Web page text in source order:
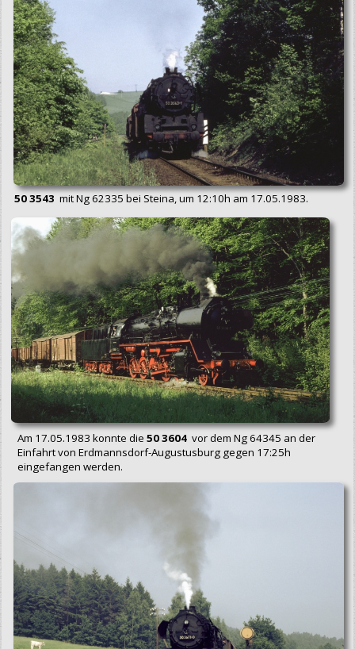
50 3543 mit Ng 62335 bei Steina, um 12:10h am 17.05.1983.
Am 17.05.1983 konnte die 50 3604vor dem Ng 64345 an der
Einfahrt von Erdmannsdorf-Augustusburg gegen 17:25h
eingefangen werden.